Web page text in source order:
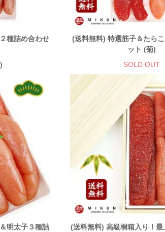
種詰め合わせ
(送料無料) 特選筋子＆たら
ット (菊)
SOLD OUT
明太子３種詰
(送料無料) 高級桐箱入り！最